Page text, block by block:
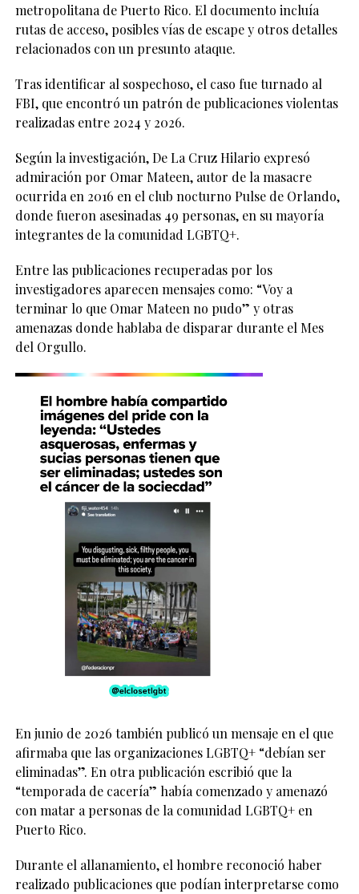
metropolitana de Puerto Rico. El documento incluía
rutas de acceso, posibles vías de escape y otros detalles
relacionados con un presunto ataque.
Tras identificar al sospechoso, el caso fue turnado al
FBI, que encontró un patrón de publicaciones violentas
realizadas entre 2024 y 2026.
Según la investigación, De La Cruz Hilario expresó
admiración por Omar Mateen, autor de la masacre
ocurrida en 2016 en el club nocturno Pulse de Orlando,
donde fueron asesinadas 49 personas, en su mayoría
integrantes de la comunidad LGBTQ+.
Entre las publicaciones recuperadas por los
investigadores aparecen mensajes como: “Voy a
terminar lo que Omar Mateen no pudo” y otras
amenazas donde hablaba de disparar durante el Mes
del Orgullo.
En junio de 2026 también publicó un mensaje en el que
afirmaba que las organizaciones LGBTQ+ “debían ser
eliminadas”. En otra publicación escribió que la
“temporada de cacería” había comenzado y amenazó
con matar a personas de la comunidad LGBTQ+ en
Puerto Rico.
Durante el allanamiento, el hombre reconoció haber
realizado publicaciones que podían interpretarse como